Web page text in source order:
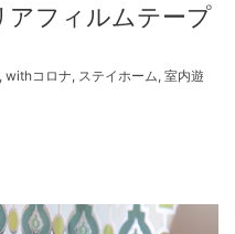
フィルムテープ
, withコロナ, ステイホーム, 室内遊